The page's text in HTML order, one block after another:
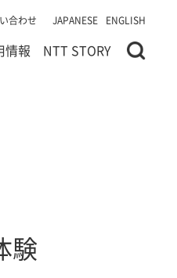
合わせ JAPANESE ENGLISH
情報 NTT STORY
験